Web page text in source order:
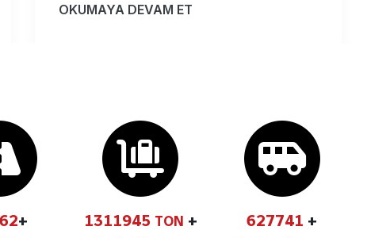
OKUMAYA DEVAM ET
+ 1311945 TON + 627741 +